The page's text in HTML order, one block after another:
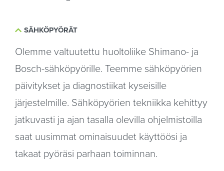
SÄHKÖPYÖRÄT
Olemme valtuutettu huoltoliike Shimano- ja
Bosch-sähköpyörille. Teemme sähköpyörien
päivitykset ja diagnostiikat kyseisille
järjestelmille. Sähköpyörien tekniikka kehittyy
jatkuvasti ja ajan tasalla olevilla ohjelmistoilla
saat uusimmat ominaisuudet käyttöösi ja
takaat pyöräsi parhaan toiminnan.